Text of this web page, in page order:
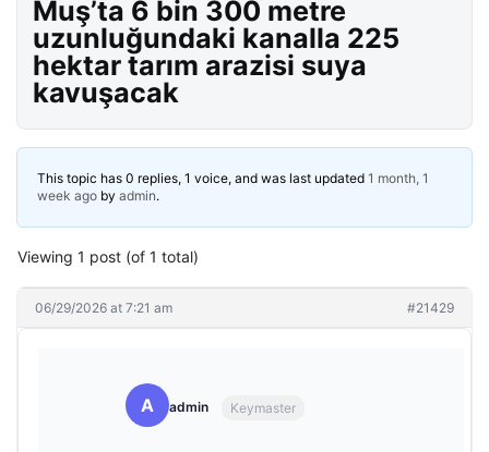
Muş’ta 6 bin 300 metre
uzunluğundaki kanalla 225
hektar tarım arazisi suya
kavuşacak
This topic has 0 replies, 1 voice, and was last updated 1 month, 1
week ago by admin.
Viewing 1 post (of 1 total)
06/29/2026 at 7:21 am #21429
A admin Keymaster